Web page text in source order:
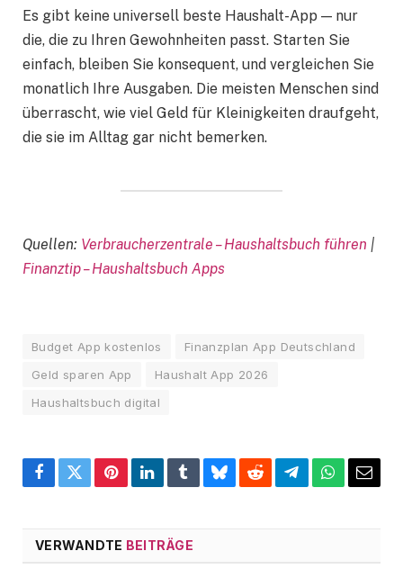
Es gibt keine universell beste Haushalt-App — nur
die, die zu Ihren Gewohnheiten passt. Starten Sie
einfach, bleiben Sie konsequent, und vergleichen Sie
monatlich Ihre Ausgaben. Die meisten Menschen sind
überrascht, wie viel Geld für Kleinigkeiten draufgeht,
die sie im Alltag gar nicht bemerken.
Quellen: Verbraucherzentrale – Haushaltsbuch führen |
Finanztip – Haushaltsbuch Apps
Budget App kostenlos
Finanzplan App Deutschland
Geld sparen App
Haushalt App 2026
Haushaltsbuch digital
Facebook
TwitterPinterestLinkedInTumblrBlueskyRedditTelegramWhatsApp
Email
VERWANDTE BEITRÄGE